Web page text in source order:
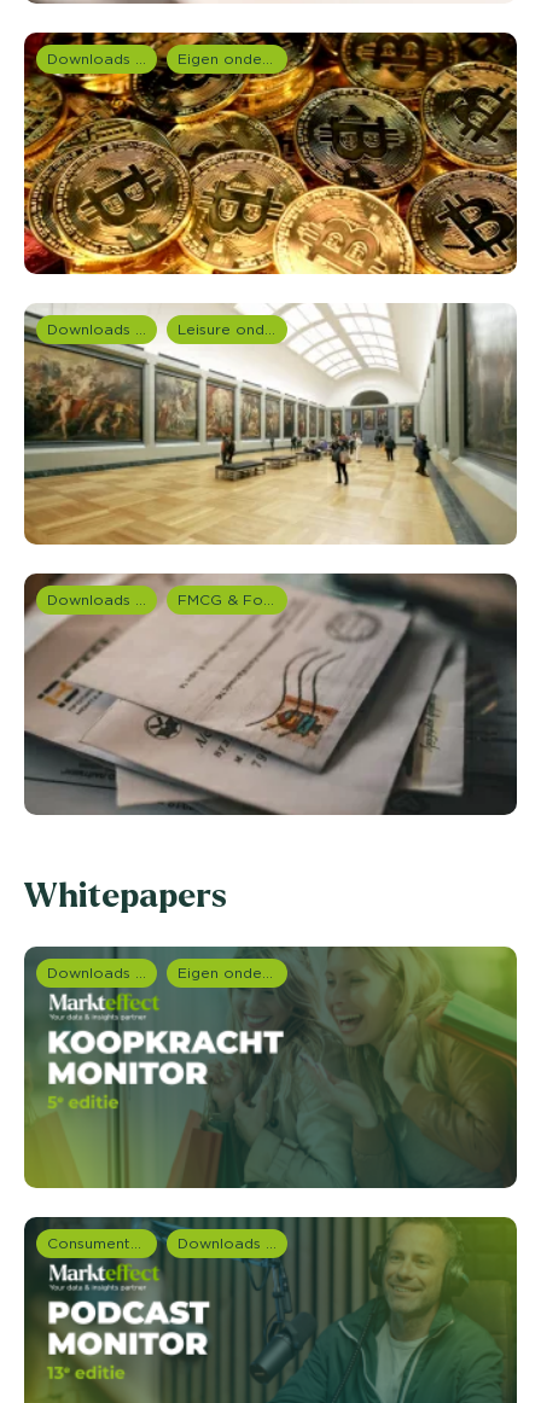
Downloads en rapportages Eigen onderzoeken
Downloads en rapportages Leisure onderzoek
Downloads en rapportages FMCG & Food branche
Whitepapers
Downloads en rapportages Eigen onderzoeken
Consumentenonderzoek Downloads en rapportages